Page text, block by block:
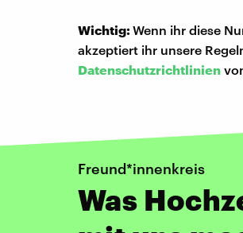
Wichtig:Wenn ihr diese
akzeptiert ihr unsere
Datenschutzrichtlinien
Freund*innenkreis
Was